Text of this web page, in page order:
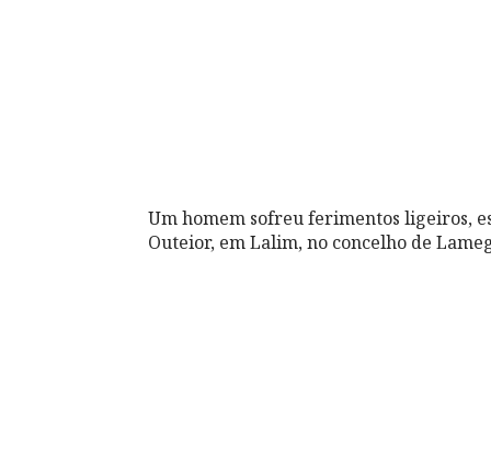
Um homem sofreu ferimentos ligeiros,
Outeior, em Lalim, no concelho de